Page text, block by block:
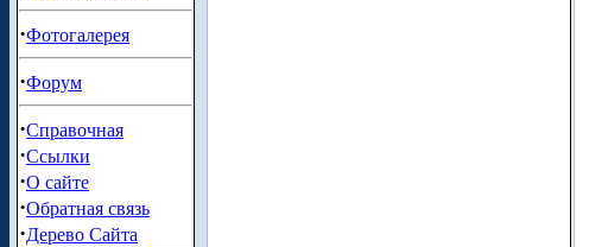
·Фотогалерея
·Форум
·Справочная
·Ссылки
·О сайте
·Обратная связь
·Дерево Сайта